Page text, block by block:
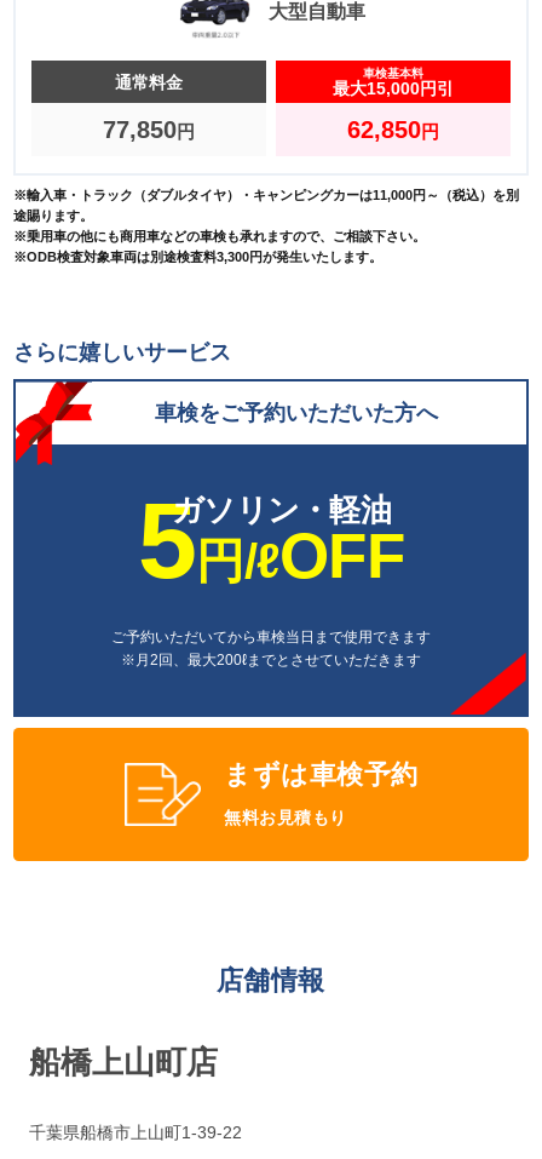
大型自動車
通常料金
77,850円
車検基本料
最大15,000円引
62,850円
※輸入車・トラック（ダブルタイヤ）・キャンピングカーは11,000円～（税込）を別
途賜ります。
※乗用車の他にも商用車などの車検も承れますので、ご相談下さい。
※ODB検査対象車両は別途検査料3,300円が発生いたします。
さらに嬉しいサービス
車検をご予約いただいた方へ
ガソリン・軽油
5円/ℓOFF
ご予約いただいてから車検当日まで使用できます
※月2回、最大200ℓまでとさせていただきます
まずは車検予約
無料お見積もり
店舗情報
船橋上山町店
千葉県船橋市上山町1-39-22